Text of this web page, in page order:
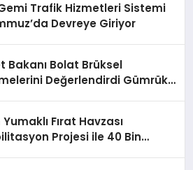
Trafik Hizmetleri Sistemi
Devreye Giriyor
Bakanı Bolat Brüksel
Değerlendirdi Gümrük
Fırat Havzası
Projesi ile 40 Bin